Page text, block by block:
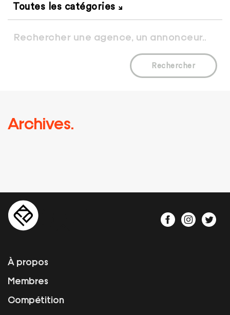
Toutes les catégories
Rechercher
Archives.
À propos
Membres
Compétition